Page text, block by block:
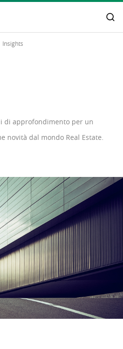
Insights
di approfondimento per un
novità dal mondo Real Estate.